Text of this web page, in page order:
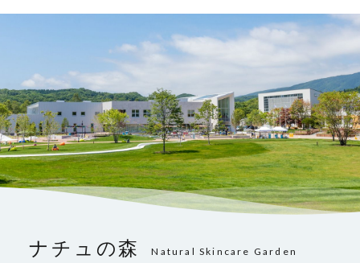
ナチュの森 Natural Skincare Garden